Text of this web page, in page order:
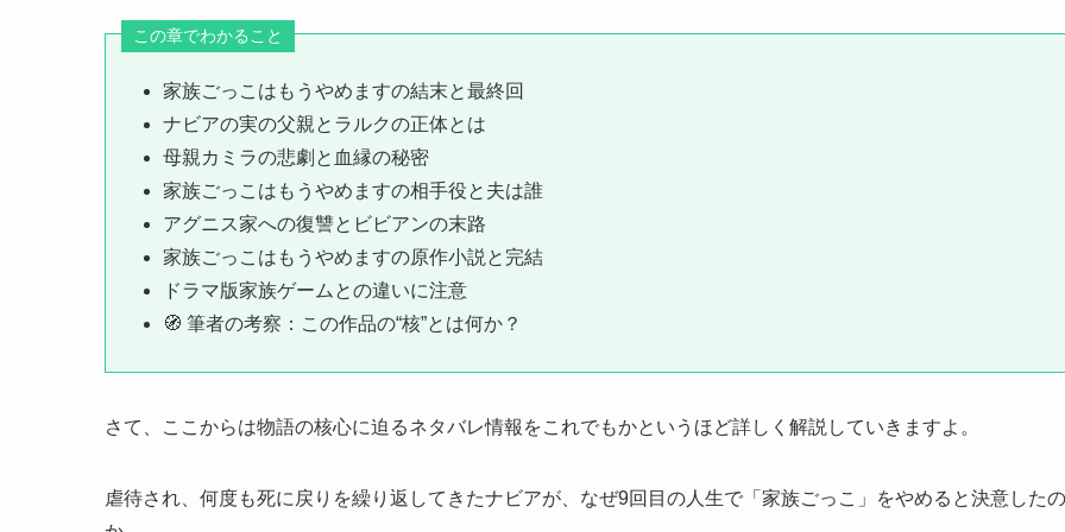
この章でわかること
家族ごっこはもうやめますの結末と最終回
ナビアの実の父親とラルクの正体とは
母親カミラの悲劇と血縁の秘密
家族ごっこはもうやめますの相手役と夫は誰
アグニス家への復讐とビビアンの末路
家族ごっこはもうやめますの原作小説と完結
ドラマ版家族ゲームとの違いに注意
🧭 筆者の考察：この作品の“核”とは何か？
さて、ここからは物語の核心に迫るネタバレ情報をこれでもかというほど詳しく解説していきますよ。
虐待され、何度も死に戻りを繰り返してきたナビアが、なぜ9回目の人生で「家族ごっこ」をやめると決意したの